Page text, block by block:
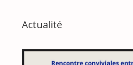
Actualité